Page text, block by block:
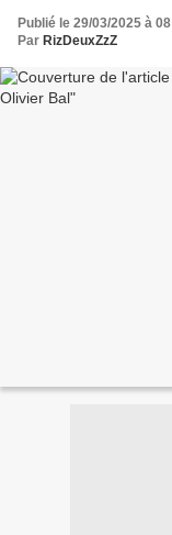
Publié le 29/03/2025 à
Par RizDeuxZzZ